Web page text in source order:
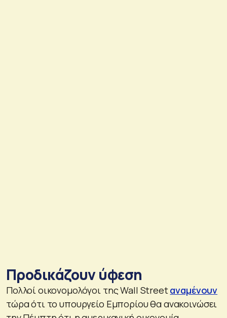
Προδικάζουν ύφεση
Πολλοί οικονομολόγοι της Wall Streetαναμένουν
τώρα ότι το υπουργείο Εμπορίου θα ανακοινώσει